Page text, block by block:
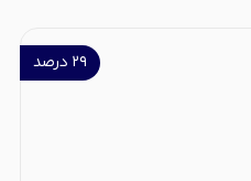
۲۹ درصد